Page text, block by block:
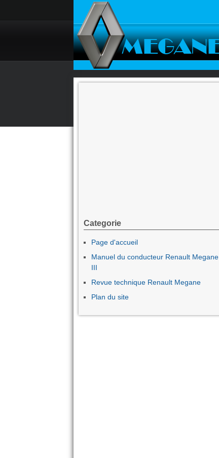
Categorie
Page d'accueil
Manuel du conducteur Renault Megane
III
Revue technique Renault Megane
Plan du site